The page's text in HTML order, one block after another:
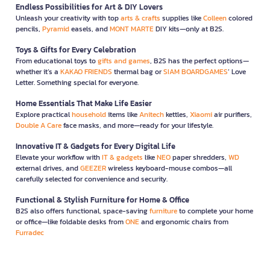
Endless Possibilities for Art & DIY Lovers
Unleash your creativity with toparts & crafts supplies likeColleencolored
pencils, Pyramideasels, andMONT MARTEDIY kits—only at B2S.
Toys & Gifts for Every Celebration
From educational toys togifts and games, B2S has the perfect options—
whether it’s a KAKAO FRIENDS thermal bag orSIAM BOARDGAMES’ Love
Letter. Something special for everyone.
Home Essentials That Make Life Easier
Explore practicalhouseholditems likeAnitechkettles, Xiaomiair purifiers,
Double A Careface masks, and more—ready for your lifestyle.
Innovative IT & Gadgets for Every Digital Life
Elevate your workflow withIT & gadgets likeNEOpaper shredders, WD
external drives, andGEEZERwireless keyboard-mouse combos—all
carefully selected for convenience and security.
Functional & Stylish Furniture for Home & Office
B2S also offers functional, space-savingfurnitureto complete your home
or office—like foldable desks fromONEand ergonomic chairs from
Furradec